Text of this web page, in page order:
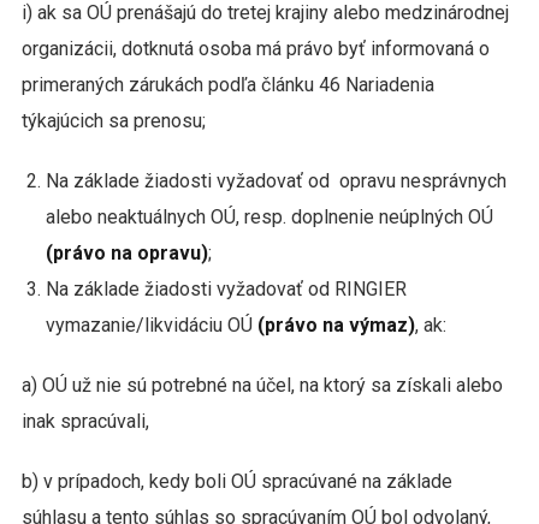
i) ak sa OÚ prenášajú do tretej krajiny alebo medzinárodnej
organizácii, dotknutá osoba má právo byť informovaná o
primeraných zárukách podľa článku 46 Nariadenia
týkajúcich sa prenosu;
Na základe žiadosti vyžadovať od opravu nesprávnych
alebo neaktuálnych OÚ, resp. doplnenie neúplných OÚ
(právo na opravu);
Na základe žiadosti vyžadovať od RINGIER
vymazanie/likvidáciu OÚ (právo na výmaz), ak:
a) OÚ už nie sú potrebné na účel, na ktorý sa získali alebo
inak spracúvali,
b) v prípadoch, kedy boli OÚ spracúvané na základe
súhlasu a tento súhlas so spracúvaním OÚ bol odvolaný,